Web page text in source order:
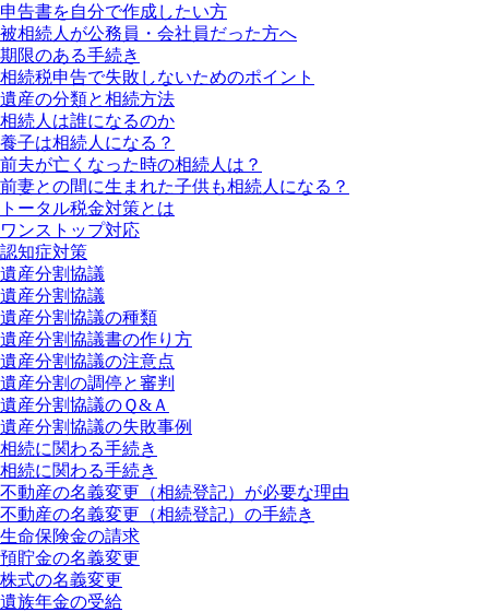
申告書を自分で作成したい方
被相続人が公務員・会社員だった方へ
期限のある手続き
相続税申告で失敗しないためのポイント
遺産の分類と相続方法
相続人は誰になるのか
養子は相続人になる？
前夫が亡くなった時の相続人は？
前妻との間に生まれた子供も相続人になる？
トータル税金対策とは
ワンストップ対応
認知症対策
遺産分割協議
遺産分割協議
遺産分割協議の種類
遺産分割協議書の作り方
遺産分割協議の注意点
遺産分割の調停と審判
遺産分割協議のＱ&Ａ
遺産分割協議の失敗事例
相続に関わる手続き
相続に関わる手続き
不動産の名義変更（相続登記）が必要な理由
不動産の名義変更（相続登記）の手続き
生命保険金の請求
預貯金の名義変更
株式の名義変更
遺族年金の受給